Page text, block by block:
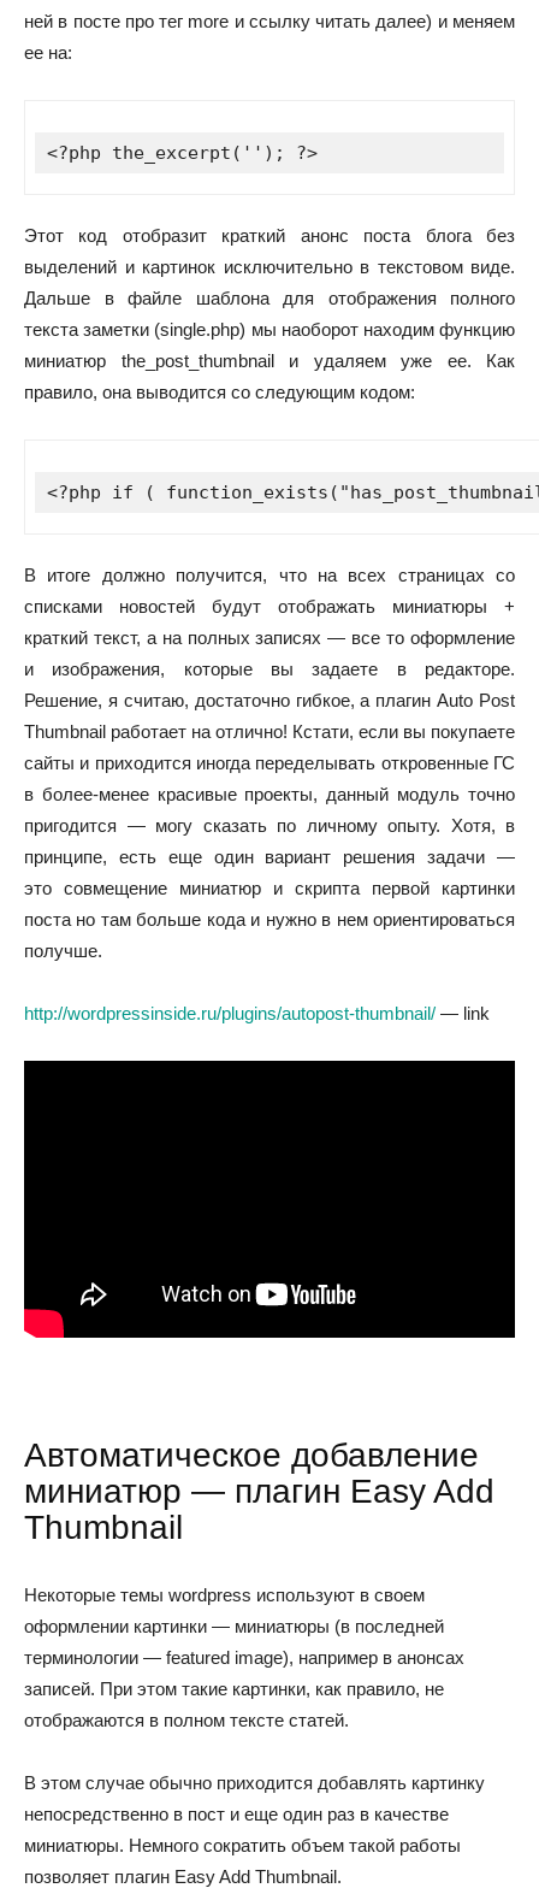
ней в посте про тег more и ссылку читать далее) и меняем
ее на:
<?php the_excerpt(''); ?>
Этот код отобразит краткий анонс поста блога без
выделений и картинок исключительно в текстовом виде.
Дальше в файле шаблона для отображения полного
текста заметки (single.php) мы наоборот находим функцию
миниатюр the_post_thumbnail и удаляем уже ее. Как
правило, она выводится со следующим кодом:
<?php if (
В итоге должно получится, что на всех страницах со
списками новостей будут отображать миниатюры +
краткий текст, а на полных записях — все то оформление
и изображения, которые вы задаете в редакторе.
Решение, я считаю, достаточно гибкое, а плагин Auto Post
Thumbnail работает на отлично! Кстати, если вы покупаете
сайты и приходится иногда переделывать откровенные ГС
в более-менее красивые проекты, данный модуль точно
пригодится — могу сказать по личному опыту. Хотя, в
принципе, есть еще один вариант решения задачи —
это совмещение миниатюр и скрипта первой картинки
поста но там больше кода и нужно в нем ориентироваться
получше.
http://wordpressinside.ru/plugins/autopost-thumbnail/ — link
Автоматическое добавление
миниатюр — плагин Easy Add
Thumbnail
Некоторые темы wordpress используют в своем
оформлении картинки — миниатюры (в последней
терминологии — featured image), например в анонсах
записей. При этом такие картинки, как правило, не
отображаются в полном тексте статей.
В этом случае обычно приходится добавлять картинку
непосредственно в пост и еще один раз в качестве
миниатюры. Немного сократить объем такой работы
позволяет плагин Easy Add Thumbnail .